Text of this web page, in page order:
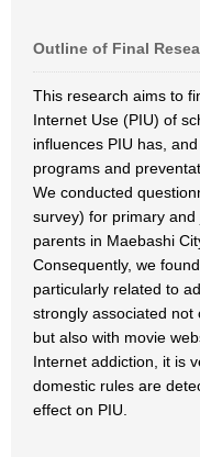
Outline of Final
This research aims to
Internet Use (PIU) of
influences PIU has,
programs and
We conducted
survey) for primary
parents in Maebashi
Consequently, we
particularly related to
strongly associated not
but also with movie
Internet addiction, it is
domestic rules are
effect on PIU.